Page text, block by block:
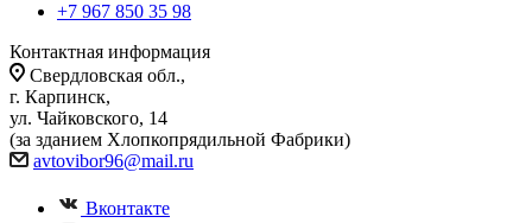
+7 967 850 35 98
Контактная информация
Свердловская обл.,
г. Карпинск,
ул. Чайковского, 14
(за зданием Хлопкопрядильной Фабрики)
avtovibor96@mail.ru
Вконтакте